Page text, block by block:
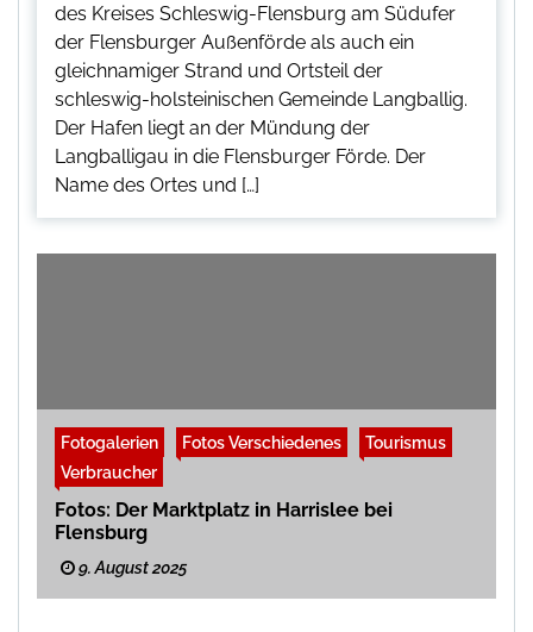
des Kreises Schleswig-Flensburg am Südufer
der Flensburger Außenförde als auch ein
gleichnamiger Strand und Ortsteil der
schleswig-holsteinischen Gemeinde Langballig.
Der Hafen liegt an der Mündung der
Langballigau in die Flensburger Förde. Der
Name des Ortes und […]
Fotogalerien Fotos Verschiedenes
Tourismus
Verbraucher
Fotos: Der Marktplatz in Harrislee bei
Flensburg
9. August 2025